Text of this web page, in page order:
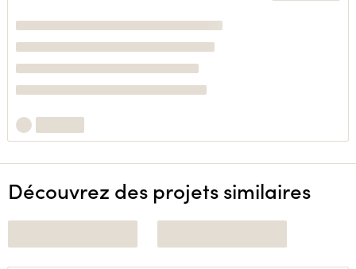
Découvrez des projets similaires